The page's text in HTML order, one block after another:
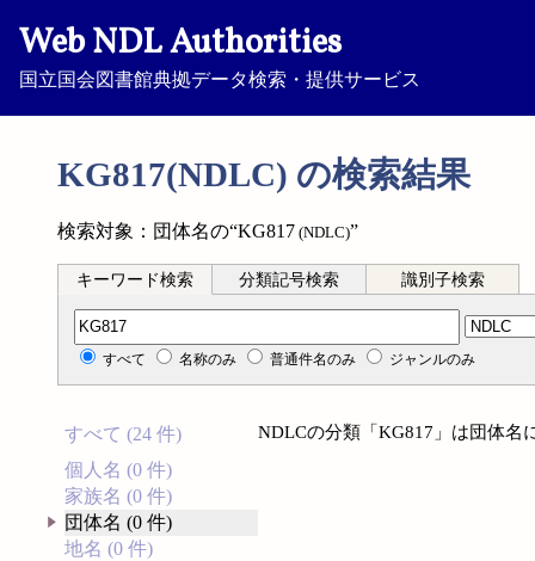
Web NDL Authorities
国立国会図書館典拠データ検索・提供サービス
KG817(NDLC) の検索結果
検索対象：団体名の“KG817 (NDLC)”
キーワード検索 分類記号検索 識別子検索
分類記号検索
すべて 名称のみ 普通件名のみ ジャンルのみ
すべて (24 件)
個人名 (0 件)
家族名 (0 件)
団体名 (0 件)
地名 (0 件)
NDLCの分類「KG817」は団体名